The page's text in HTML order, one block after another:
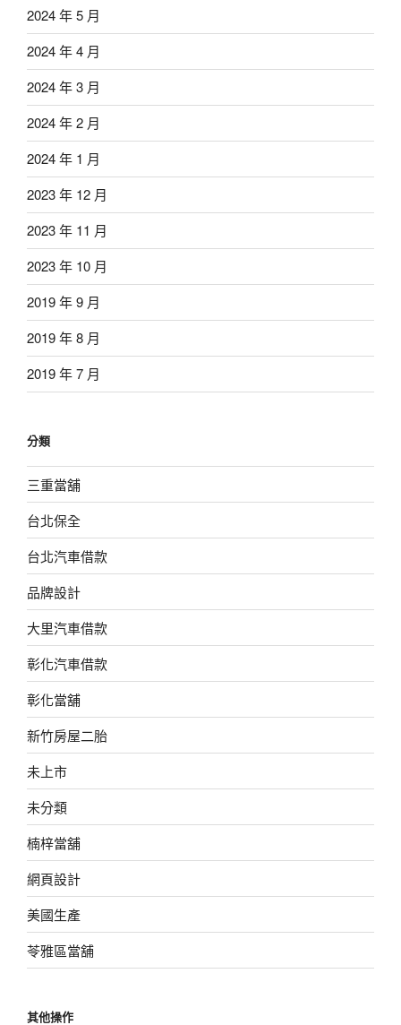
2024 年 5 月
2024 年 4 月
2024 年 3 月
2024 年 2 月
2024 年 1 月
2023 年 12 月
2023 年 11 月
2023 年 10 月
2019 年 9 月
2019 年 8 月
2019 年 7 月
分類
三重當舖
台北保全
台北汽車借款
品牌設計
大里汽車借款
彰化汽車借款
彰化當舖
新竹房屋二胎
未上市
未分類
楠梓當舖
網頁設計
美國生產
苓雅區當舖
其他操作